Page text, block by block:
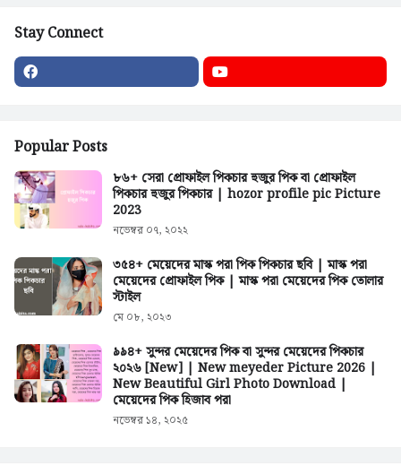
Stay Connect
Popular Posts
৮৬+ সেরা প্রোফাইল পিকচার হুজুর পিক বা প্রোফাইল
পিকচার হুজুর পিকচার | hozor profile pic Picture
2023
নভেম্বর ০৭, ২০২২
৩৫৪+ মেয়েদের মাস্ক পরা পিক পিকচার ছবি | মাস্ক পরা
মেয়েদের প্রোফাইল পিক | মাস্ক পরা মেয়েদের পিক তোলার
স্টাইল
মে ০৮, ২০২৩
৯৯৪+ সুন্দর মেয়েদের পিক বা সুন্দর মেয়েদের পিকচার
২০২৬ [New] | New meyeder Picture 2026 |
New Beautiful Girl Photo Download |
মেয়েদের পিক হিজাব পরা
নভেম্বর ১৪, ২০২৫